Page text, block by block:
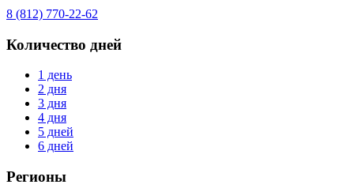
8 (812) 770-22-62
Количество дней
1 день
2 дня
3 дня
4 дня
5 дней
6 дней
Регионы